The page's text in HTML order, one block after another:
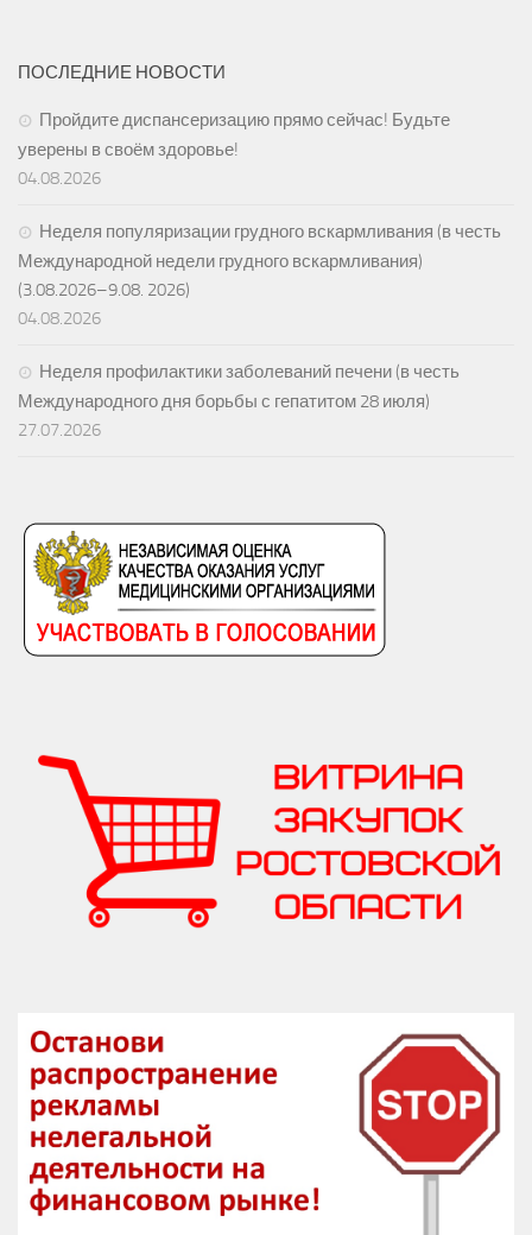
ПОСЛЕДНИЕ НОВОСТИ
Пройдите диспансеризацию прямо сейчас! Будьте
уверены в своём здоровье!
04.08.2026
Неделя популяризации грудного вскармливания (в честь
Международной недели грудного вскармливания)
(3.08.2026–9.08. 2026)
04.08.2026
Неделя профилактики заболеваний печени (в честь
Международного дня борьбы с гепатитом 28 июля)
27.07.2026